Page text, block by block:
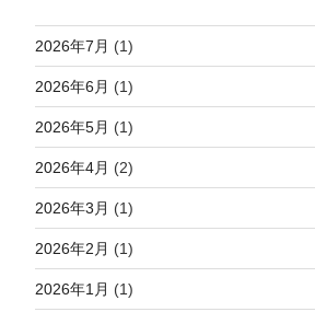
2026年7月 (1)
2026年6月 (1)
2026年5月 (1)
2026年4月 (2)
2026年3月 (1)
2026年2月 (1)
2026年1月 (1)